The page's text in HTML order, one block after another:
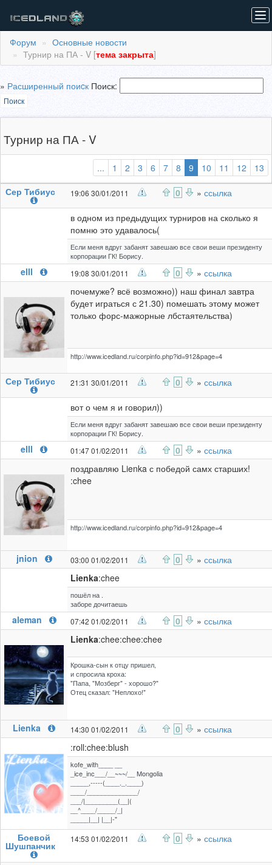
Форум
Основные новости
Турнир на ПА - V [тема закрыта]
» Расширенный поиcк Поиск:
Поиск
Турнир на ПА - V
... 1 2 3 6 7 8 9 (выбранная)
10 11 12
13
Сер Тибиус
19:06 30/01/2011 0 » ссылка
в одном из предыдущих турниров на сколько я
помню это удавалось(
Если меня вдруг забанят завешаю все свои веши президенту
корпорации ГК! Борису.
elll 19:08 30/01/2011 0 » ссылка
почемуже? всё возможно)) наш финал завтра
будет играться с 21.30) помешать этому может
только форс-мажорные лбстаятельства)
http://www.icedland.ru/corpinfo.php?id=912&page=4
Сер Тибиус 21:31 30/01/2011 0 » ссылка
вот о чем я и говорил))
Если меня вдруг забанят завешаю все свои веши президенту
корпорации ГК! Борису.
elll 01:47 01/02/2011 0 » ссылка
поздравляю Lienka с победой самх старших!
:chee
http://www.icedland.ru/corpinfo.php?id=912&page=4
jnion 03:00 01/02/2011 0 » ссылка
Lienka:chee
пошёл на .
заборе дочитаешь
aleman 07:42 01/02/2011 0 » ссылка
Lienka:chee:chee:chee
Крошка-сын к отцу пришел,
и спросила кроха:
"Папа, "Мозберг" - хорошо?"
Отец сказал: "Неплохо!"
Lienka 14:30 01/02/2011 0 » ссылка
:roll:chee:blush
kofe_with____ __
_ice_inc___/__~~~/__ Mongolia
_____,-----(____._.____)
____/______________/
___/|_________(__|(
__^____/_____/_|
_____|__| |__|-"
Боевой
Шушпанчик
14:53 01/02/2011 0 » ссылка